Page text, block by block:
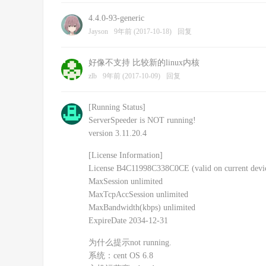
4.4.0-93-generic
Jayson 9年前 (2017-10-18) 回复
好像不支持 比较新的linux内核
zlb 9年前 (2017-10-09) 回复
[Running Status]
ServerSpeeder is NOT running!
version 3.11.20.4
[License Information]
License B4C11998C338C0CE (valid on current
MaxSession unlimited
MaxTcpAccSession unlimited
MaxBandwidth(kbps) unlimited
ExpireDate 2034-12-31
为什么提示not running.
系统：cent OS 6.8